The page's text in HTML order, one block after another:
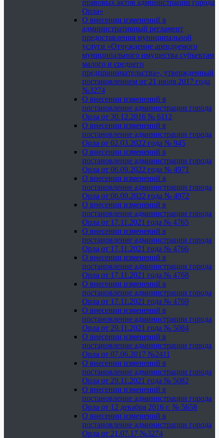
правовых актов администрации города
Орла»
О внесении изменений в
административный регламент
предоставления муниципальной
услуги «Отчуждение арендуемого
муниципального имущества субъектам
малого и среднего
предпринимательства», утвержденный
постановлением от 21 июля 2017 года
№3274
О внесении изменений в
постановление администрации города
Орла от 30.12.2016 № 6112
О внесении изменений в
постановление администрации города
Орла от 02.03.2022 года № 945
О внесении изменений в
постановление администрации города
Орла от 06.09.2022 года № 4971
О внесении изменений в
постановление администрации города
Орла от 06.09.2022 года № 4972
О внесении изменений в
постановление администрации города
Орла от 17.11.2021 года № 4765
О внесении изменений в
постановление администрации города
Орла от 17.11.2021 года № 4766
О внесении изменений в
постановление администрации города
Орла от 17.11.2021 года № 4768
О внесении изменений в
постановление администрации города
Орла от 17.11.2021 года № 4769
О внесении изменений в
постановление администрации города
Орла от 29.11.2021 года № 5084
О внесении изменений в
постановление администрации города
Орла от 07.06.2017 №2411
О внесении изменений в
постановление администрации города
Орла от 29.11.2021 года № 5082
О внесении изменений в
постановление администрации города
Орла от 12 декабря 2016 г. № 5658
О внесении изменений в
постановление администрации города
Орла от 21.07.17 №3274